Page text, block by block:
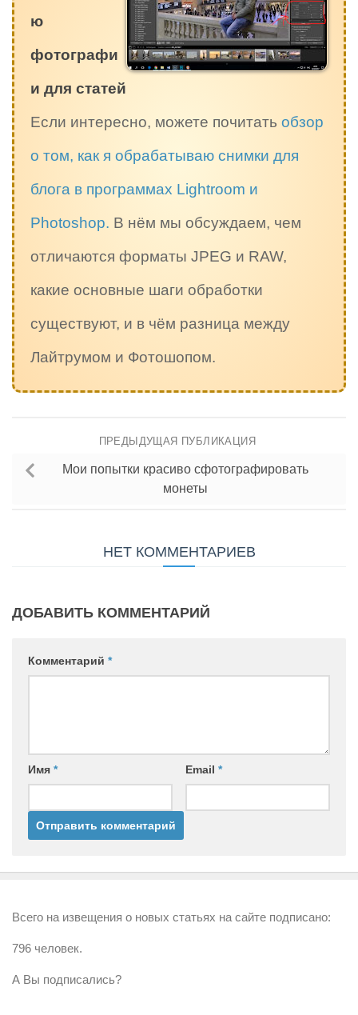
ю
фотографи
и для статей
Если интересно, можете почитать обзор
о том, как я обрабатываю снимки для
блога в программах Lightroom и
Photoshop. В нём мы обсуждаем, чем
отличаются форматы JPEG и RAW,
какие основные шаги обработки
существуют, и в чём разница между
Лайтрумом и Фотошопом.
ПРЕДЫДУЩАЯ ПУБЛИКАЦИЯ
Мои попытки красиво сфотографировать
монеты
НЕТ КОММЕНТАРИЕВ
ДОБАВИТЬ КОММЕНТАРИЙ
Комментарий *
Имя * Email *
Всего на извещения о новых статьях на сайте подписано:
796 человек.
А Вы подписались?